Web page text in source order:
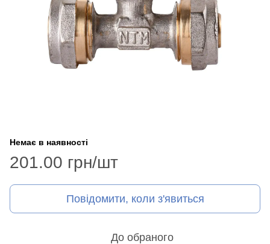
Немає в наявності
201.00 грн/шт
Повідомити, коли з'явиться
До обраного